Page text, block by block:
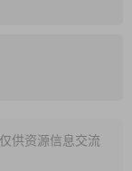
供资源信息交流